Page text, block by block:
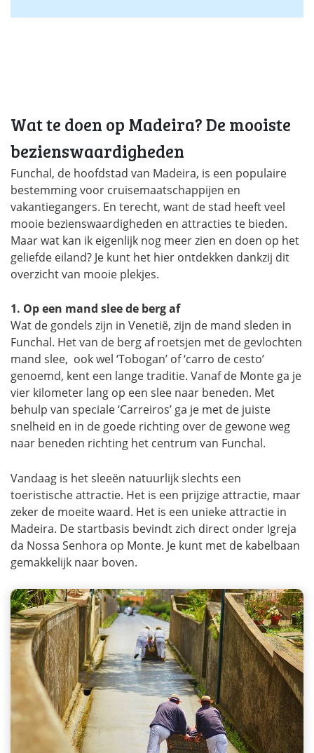
Wat te doen op Madeira? De mooiste
bezienswaardigheden
Funchal, de hoofdstad van Madeira, is een populaire
bestemming voor cruisemaatschappijen en
vakantiegangers. En terecht, want de stad heeft veel
mooie bezienswaardigheden en attracties te bieden.
Maar wat kan ik eigenlijk nog meer zien en doen op het
geliefde eiland? Je kunt het hier ontdekken dankzij dit
overzicht van mooie plekjes.
1. Op een mand slee de berg af
Wat de gondels zijn in Venetië, zijn de mand sleden in
Funchal. Het van de berg af roetsjen met de gevlochten
mand slee, ook wel ‘Tobogan’ of ‘carro de cesto’
genoemd, kent een lange traditie. Vanaf de Monte ga je
vier kilometer lang op een slee naar beneden. Met
behulp van speciale ‘Carreiros’ ga je met de juiste
snelheid en in de goede richting over de gewone weg
naar beneden richting het centrum van Funchal.
Vandaag is het sleeën natuurlijk slechts een
toeristische attractie. Het is een prijzige attractie, maar
zeker de moeite waard. Het is een unieke attractie in
Madeira. De startbasis bevindt zich direct onder Igreja
da Nossa Senhora op Monte. Je kunt met de kabelbaan
gemakkelijk naar boven.